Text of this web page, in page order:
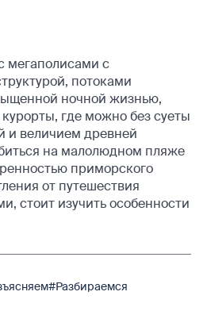
мегаполисами с
потоками
ночной жизнью,
где можно без суеты
и величием древней
на малолюдном пляже
приморского
от путешествия
стоит изучить особенности
#Разбираемся